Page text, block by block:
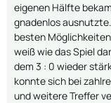
eigenen Hälfte
gnadenlos
besten
weiß wie das Spiel
dem 3 : 0 wieder
konnte sich bei
und weitere Treffer